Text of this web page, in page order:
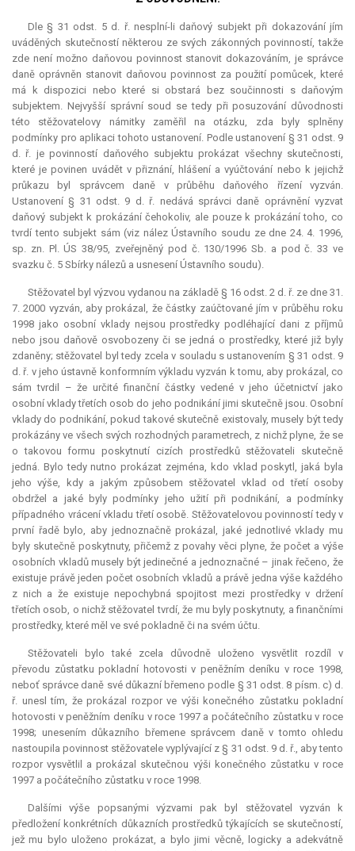
Dle § 31 odst. 5 d. ř. nesplní-li daňový subjekt při dokazování jím
uváděných skutečností některou ze svých zákonných povinností, takže
zde není možno daňovou povinnost stanovit dokazováním, je správce
daně oprávněn stanovit daňovou povinnost za použití pomůcek, které
má k dispozici nebo které si obstará bez součinnosti s daňovým
subjektem. Nejvyšší správní soud se tedy při posuzování důvodnosti
této stěžovatelovy námitky zaměřil na otázku, zda byly splněny
podmínky pro aplikaci tohoto ustanovení. Podle ustanovení § 31 odst. 9
d. ř. je povinností daňového subjektu prokázat všechny skutečnosti,
které je povinen uvádět v přiznání, hlášení a vyúčtování nebo k jejichž
průkazu byl správcem daně v průběhu daňového řízení vyzván.
Ustanovení § 31 odst. 9 d. ř. nedává správci daně oprávnění vyzvat
daňový subjekt k prokázání čehokoliv, ale pouze k prokázání toho, co
tvrdí tento subjekt sám (viz nález Ústavního soudu ze dne 24. 4. 1996,
sp. zn. Pl. ÚS 38/95, zveřejněný pod č. 130/1996 Sb. a pod č. 33 ve
svazku č. 5 Sbírky nálezů a usnesení Ústavního soudu).
Stěžovatel byl výzvou vydanou na základě § 16 odst. 2 d. ř. ze dne 31.
7. 2000 vyzván, aby prokázal, že částky zaúčtované jím v průběhu roku
1998 jako osobní vklady nejsou prostředky podléhající dani z příjmů
nebo jsou daňově osvobozeny či se jedná o prostředky, které již byly
zdaněny; stěžovatel byl tedy zcela v souladu s ustanovením § 31 odst. 9
d. ř. v jeho ústavně konformním výkladu vyzván k tomu, aby prokázal, co
sám tvrdil – že určité finanční částky vedené v jeho účetnictví jako
osobní vklady třetích osob do jeho podnikání jimi skutečně jsou. Osobní
vklady do podnikání, pokud takové skutečně existovaly, musely být tedy
prokázány ve všech svých rozhodných parametrech, z nichž plyne, že se
o takovou formu poskytnutí cizích prostředků stěžovateli skutečně
jedná. Bylo tedy nutno prokázat zejména, kdo vklad poskytl, jaká byla
jeho výše, kdy a jakým způsobem stěžovatel vklad od třetí osoby
obdržel a jaké byly podmínky jeho užití při podnikání, a podmínky
případného vrácení vkladu třetí osobě. Stěžovatelovou povinností tedy v
první řadě bylo, aby jednoznačně prokázal, jaké jednotlivé vklady mu
byly skutečně poskytnuty, přičemž z povahy věci plyne, že počet a výše
osobních vkladů musely být jedinečné a jednoznačné – jinak řečeno, že
existuje právě jeden počet osobních vkladů a právě jedna výše každého
z nich a že existuje nepochybná spojitost mezi prostředky v držení
třetích osob, o nichž stěžovatel tvrdí, že mu byly poskytnuty, a finančními
prostředky, které měl ve své pokladně či na svém účtu.
Stěžovateli bylo také zcela důvodně uloženo vysvětlit rozdíl v
převodu zůstatku pokladní hotovosti v peněžním deníku v roce 1998,
neboť správce daně své důkazní břemeno podle § 31 odst. 8 písm. c) d.
ř. unesl tím, že prokázal rozpor ve výši konečného zůstatku pokladní
hotovosti v peněžním deníku v roce 1997 a počátečního zůstatku v roce
1998; unesením důkazního břemene správcem daně v tomto ohledu
nastoupila povinnost stěžovatele vyplývající z § 31 odst. 9 d. ř., aby tento
rozpor vysvětlil a prokázal skutečnou výši konečného zůstatku v roce
1997 a počátečního zůstatku v roce 1998.
Dalšími výše popsanými výzvami pak byl stěžovatel vyzván k
předložení konkrétních důkazních prostředků týkajících se skutečností,
jež mu bylo uloženo prokázat, a bylo jimi věcně, logicky a adekvátně